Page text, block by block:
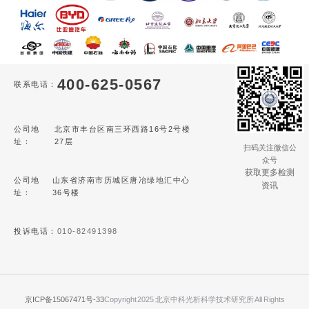
联系电话： 400-625-0567
公司地
址：
北京市丰台区南三环西路16号2号楼
27层
公司地
址：
山东省济南市历城区唐冶绿地汇中心
36号楼
投诉电话： 010-82491398
扫码关注微信公
众号
获取更多检测
资讯
京ICP备15067471号-33Copyright 2025 北京中科光析科学技术研究所 All Rights